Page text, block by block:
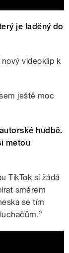
je laděný do
videoklip k
ještě moc
hudbě.
metou
TikTok si žádá
směrem
se tím